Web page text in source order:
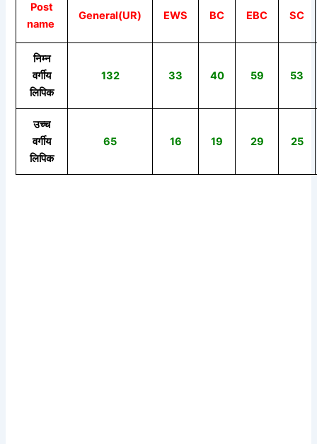
Post
name
General(UR) EWS BC EBC SC
निम्न
वर्गीय
लिपिक
132 33 40 59 53
उच्च
वर्गीय
लिपिक
65 16 19 29 25